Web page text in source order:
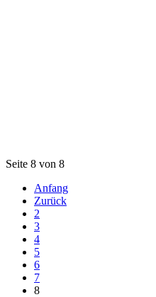
Seite 8 von 8
Anfang
Zurück
2
3
4
5
6
7
8